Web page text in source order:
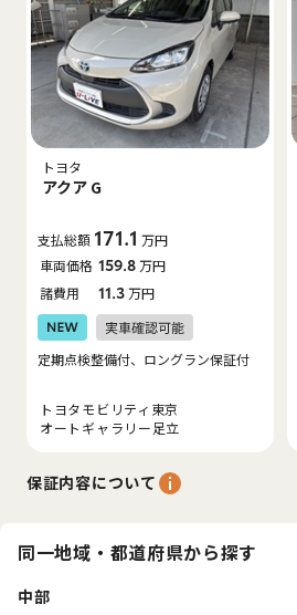
トヨタ
アクア G
支払総額 171.1 万円
車両価格 159.8万円
諸費用
11.3万円
定期点検整備付、ロングラン保証付
トヨタモビリティ東京
オートギャラリー足立
保証内容について
同一地域・都道府県から探す
中部